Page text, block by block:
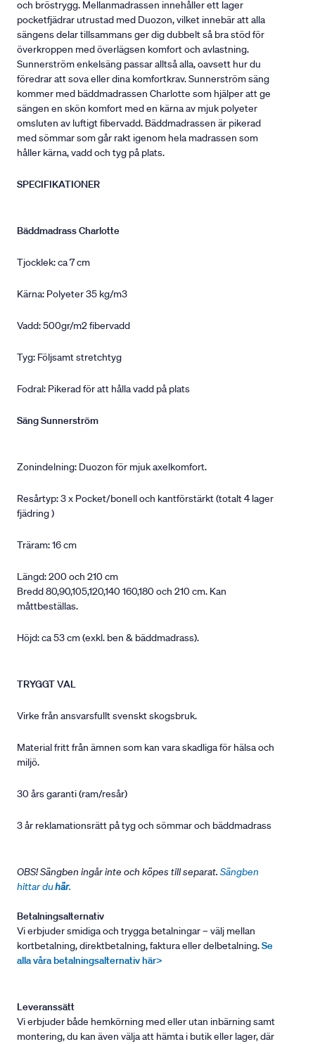
och bröstrygg. Mellanmadrassen innehåller ett lager
pocketfjädrar utrustad med Duozon, vilket innebär att alla
sängens delar tillsammans ger dig dubbelt så bra stöd för
överkroppen med överlägsen komfort och avlastning.
Sunnerström enkelsäng passar alltså alla, oavsett hur du
föredrar att sova eller dina komfortkrav. Sunnerström säng
kommer med bäddmadrassen Charlotte som hjälper att ge
sängen en skön komfort med en kärna av mjuk polyeter
omsluten av luftigt fibervadd. Bäddmadrassen är pikerad
med sömmar som går rakt igenom hela madrassen som
håller kärna, vadd och tyg på plats.
SPECIFIKATIONER
Bäddmadrass Charlotte
Tjocklek: ca 7 cm
Kärna: Polyeter 35 kg/m3
Vadd: 500gr/m2 fibervadd
Tyg: Följsamt stretchtyg
Fodral: Pikerad för att hålla vadd på plats
Säng Sunnerström
Zonindelning: Duozon för mjuk axelkomfort.
Resårtyp: 3 x Pocket/bonell och kantförstärkt (totalt 4 lager
fjädring )
Träram: 16 cm
Längd: 200 och 210 cm
Bredd 80,90,105,120,140 160,180 och 210 cm. Kan
måttbeställas.
Höjd: ca 53 cm (exkl. ben & bäddmadrass).
TRYGGT VAL
Virke från ansvarsfullt svenskt skogsbruk.
Material fritt från ämnen som kan vara skadliga för hälsa och
miljö.
30 års garanti (ram/resår)
3 år reklamationsrätt på tyg och sömmar och bäddmadrass
OBS! Sängben ingår inte och köpes till separat. Sängben
hittar duhär.
Betalningsalternativ
Vi erbjuder smidiga och trygga betalningar – välj mellan
kortbetalning, direktbetalning, faktura eller delbetalning.Se
alla våra betalningsalternativ här>
Leveranssätt
Vi erbjuder både hemkörning med eller utan inbärning samt
montering, du kan även välja att hämta i butik eller lager, där